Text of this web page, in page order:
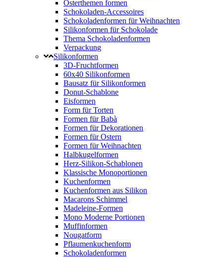
Osterthemen formen
Schokoladen-Accessoires
Schokoladenformen für Weihnachten
Silikonformen für Schokolade
Thema Schokoladenformen
Verpackung
Silikonformen
3D-Fruchtformen
60x40 Silikonformen
Bausatz für Silikonformen
Donut-Schablone
Eisformen
Form für Torten
Formen für Babà
Formen für Dekorationen
Formen für Ostern
Formen für Weihnachten
Halbkugelformen
Herz-Silikon-Schablonen
Klassische Monoportionen
Kuchenformen
Kuchenformen aus Silikon
Macarons Schimmel
Madeleine-Formen
Mono Moderne Portionen
Muffinformen
Nougatform
Pflaumenkuchenform
Schokoladenformen